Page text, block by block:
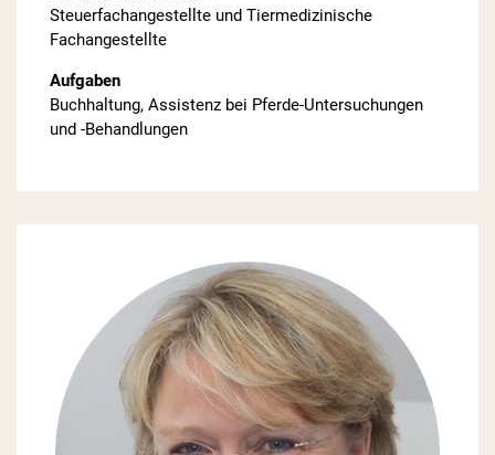
Steuerfachangestellte und Tiermedizinische
Fachangestellte
Aufgaben
Buchhaltung, Assistenz bei Pferde-Untersuchungen
und -Behandlungen